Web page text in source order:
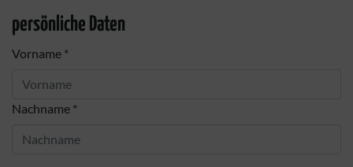
persönliche Daten
Vorname *
Nachname *